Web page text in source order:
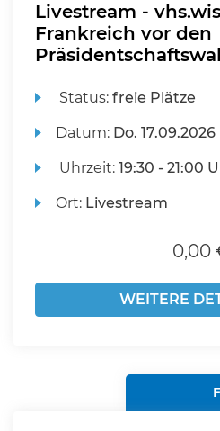
Livestream -
Frankreich vor den
Status:freie Plätze
Datum: Do. 17.09.2026
Uhrzeit:19:30 - 21:00
Ort: Livestream
0,00
WEITERE